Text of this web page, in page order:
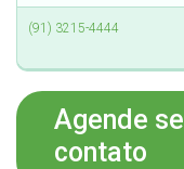
(91) 3215-4444
Agende
contato